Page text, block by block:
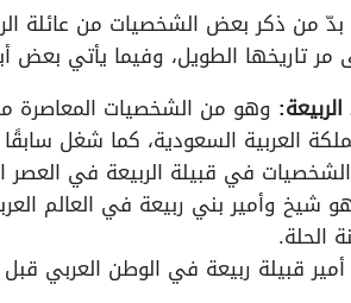
من ذكر بعض الشخصيات من عائلة
مر تاريخها الطويل، وفيما يأتي بعض
وهو من الشخصيات المعاصرة
العربية السعودية، كما شغل
الشخصيات في قبيلة الربيعة في العصر
شيخ وأمير بني ربيعة في العالم
الحلة.
قبيلة ربيعة في الوطن العربي قبل وفاته في 2012م واستلام